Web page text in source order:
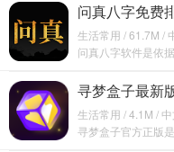
问真八字免费
v2.4.9
生活常用 / 61.7M /
问真八字软件是依
寻梦盒子最新
生活常用 / 4.1M / 中
寻梦盒子官方正版